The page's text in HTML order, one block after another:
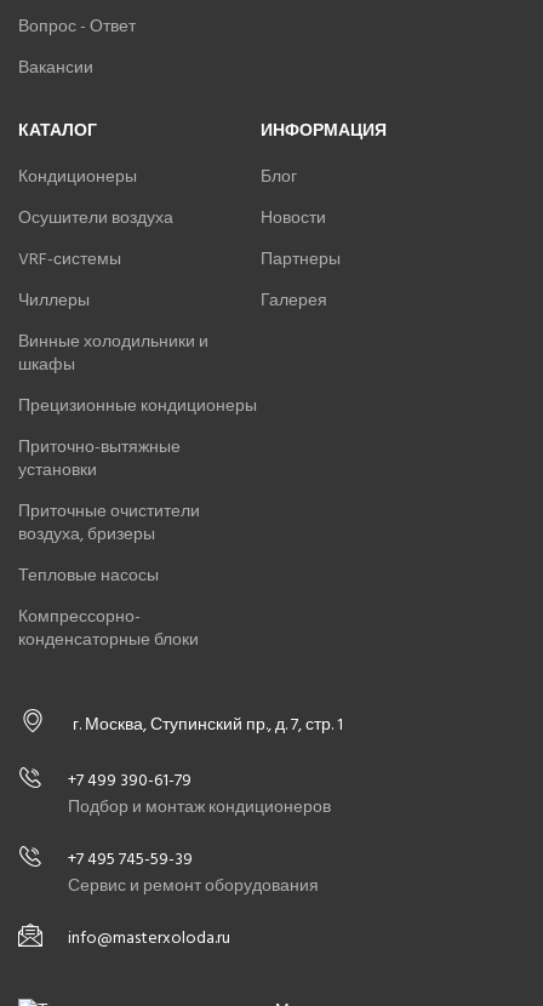
Вопрос - Ответ
Вакансии
КАТАЛОГ
Кондиционеры
Осушители воздуха
VRF-системы
Чиллеры
Винные холодильники и
шкафы
Прецизионные кондиционеры
Приточно-вытяжные
установки
Приточные очистители
воздуха, бризеры
Тепловые насосы
Компрессорно-
конденсаторные блоки
ИНФОРМАЦИЯ
Блог
Новости
Партнеры
Галерея
г. Москва, Ступинский пр., д. 7, стр. 1
+7 499 390-61-79
Подбор и монтаж кондиционеров
+7 495 745-59-39
Сервис и ремонт оборудования
info@masterxoloda.ru